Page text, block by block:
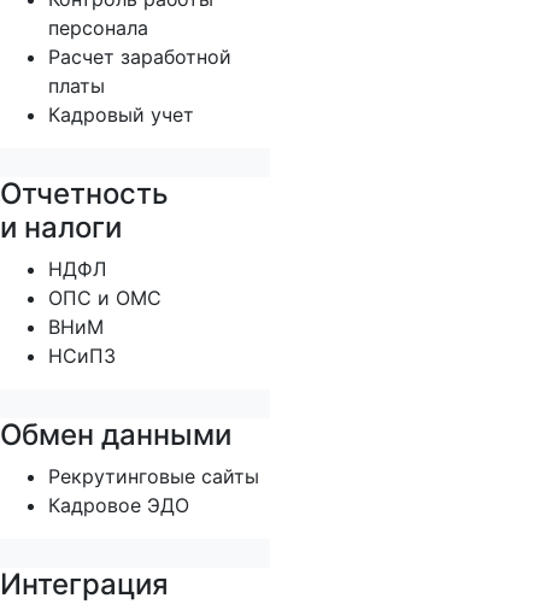
персонала
Расчет заработной
платы
Кадровый учет
Отчетность
и налоги
НДФЛ
ОПС и ОМС
ВНиМ
НСиПЗ
Обмен данными
Рекрутинговые сайты
Кадровое ЭДО
Интеграция